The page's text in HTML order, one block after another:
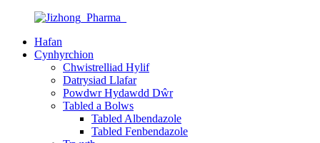
Hafan
Cynhyrchion
Chwistrelliad Hylif
Datrysiad Llafar
Powdwr Hydawdd Dŵr
Tabled a Bolws
Tabled Albendazole
Tabled Fenbendazole